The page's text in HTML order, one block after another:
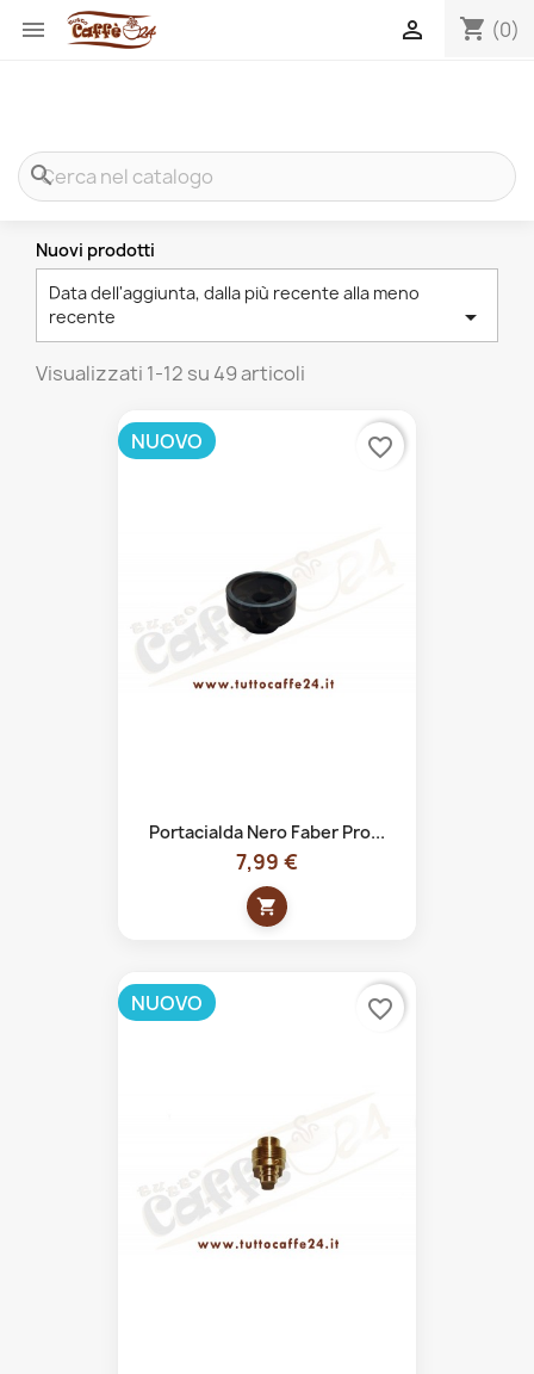
 shopping_cart (0)

search
Nuovi prodotti
Data dell'aggiunta, dalla più recente alla meno
recente

Visualizzati 1-12 su 49 articoli
Portacialda Nero Faber Pro...
7,99 €
shopping_cart
NUOVO favorite_border
NUOVO favorite_border